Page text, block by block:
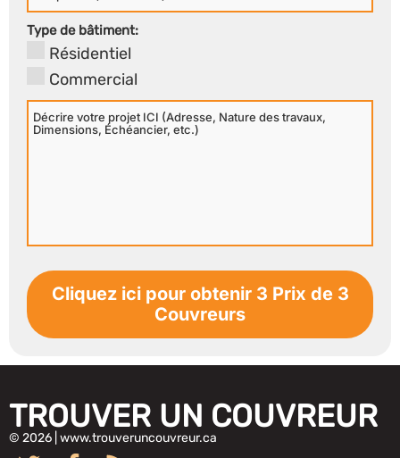
Secondaire
Type de bâtiment:
Résidentiel
Commercial
Décrire
votre
TROUVER UN COUVREUR
© 2026 | www.trouveruncouvreur.ca